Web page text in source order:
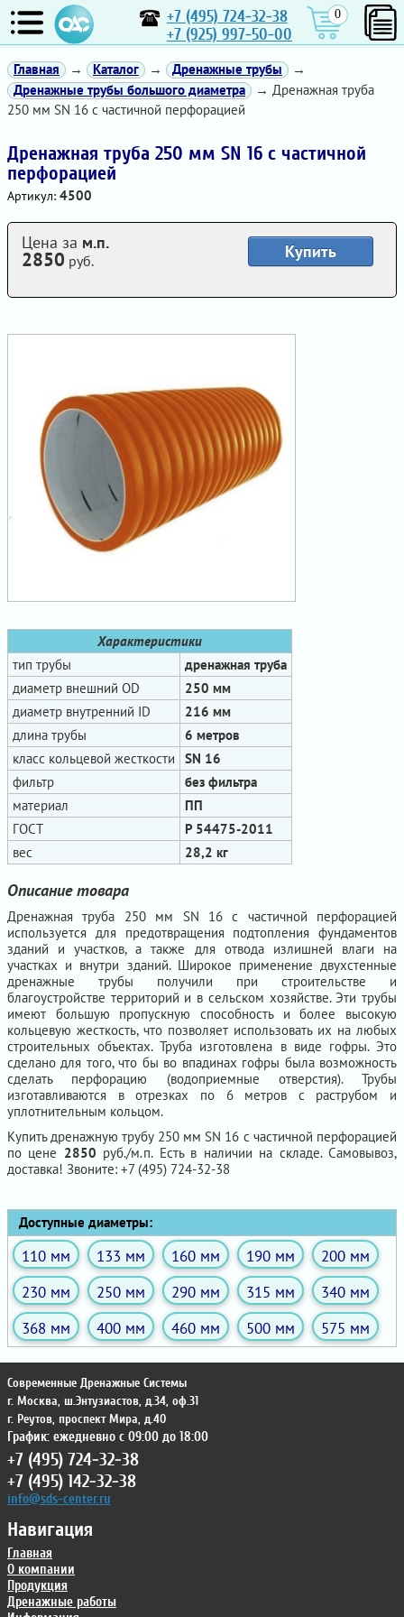
+7 (495) 724-32-38
+7 (925) 997-50-00
0
Главная → Каталог → Дренажные трубы
→
Дренажные трубы большого диаметра
→ Дренажная труба
250 мм SN 16 с частичной перфорацией
Дренажная труба 250 мм SN 16 с частичной
перфорацией
Артикул: 4500
Характеристики
тип трубы
дренажная труба
диаметр внешний OD
250 мм
диаметр внутренний ID
216 мм
длина трубы
6 метров
класс кольцевой жесткости
SN 16
фильтр
без фильтра
материал
ПП
ГОСТ
Р 54475-2011
вес
28,2 кг
Купить
Цена за м.п.
2850 руб.
Описание товара
Дренажная труба 250 мм SN 16 с частичной перфорацией
используется для предотвращения подтопления фундаментов
зданий и участков, а также для отвода излишней влаги на
участках и внутри зданий. Широкое применение двухстенные
дренажные трубы получили при строительстве и
благоустройстве территорий и в сельском хозяйстве. Эти трубы
имеют большую пропускную способность и более высокую
кольцевую жесткость, что позволяет использовать их на любых
строительных объектах. Труба изготовлена в виде гофры. Это
сделано для того, что бы во впадинах гофры была возможность
сделать перфорацию (водоприемные отверстия). Трубы
изготавливаются в отрезках по 6 метров с раструбом и
уплотнительным кольцом.
Купить дренажную трубу 250 мм SN 16 с частичной перфорацией
по цене 2850 руб./м.п. Есть в наличии на складе. Самовывоз,
доставка! Звоните: +7 (495) 724-32-38
Доступные диаметры:
110 мм 133 мм 160 мм 190 мм
200 мм
230 мм
250 мм 290 мм 315 мм
340 мм
368 мм
400 мм 460 мм 500 мм 575 мм
Навигация
Главная
О компании
Продукция
Дренажные работы
Современные Дренажные Системы
г. Москва, ш.Энтузиастов, д.34, оф.31
г. Реутов, проспект Мира, д.40
График: ежедневно с 09:00 до 18:00
+7 (495) 724-32-38
+7 (495) 142-32-38
info@sds-center.ru